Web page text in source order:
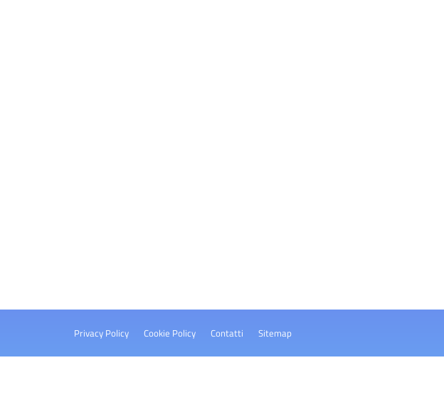
Privacy Policy Cookie Policy Contatti Sitemap